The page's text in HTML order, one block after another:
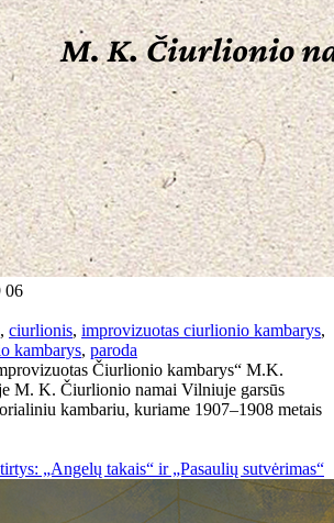
06
, ciurlionis, improvizuotas ciurlionio kambarys,
kambarys, paroda
Čiurlionio kambarys“ M.K.
M. K. Čiurlionio namai Vilniuje garsūs
kambariu, kuriame 1907–1908 metais
„Angelų takais“ ir „Pasaulių sutvėrimas“